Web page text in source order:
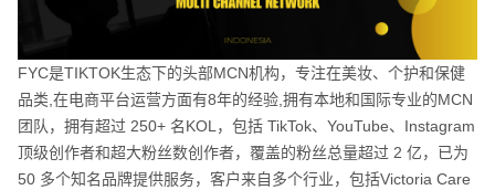
FYC是TIKTOK⽣态下的头部MCN机构，专注在美妆、个护和保健
品类,在电商平台运营⽅⾯有8年的经验,拥有本地和国际专业的MCN
团队，拥有超过 250+ 名KOL，包括 TikTok、YouTube、Instagram
顶级创作者和超⼤粉丝数创作者，覆盖的粉丝总量超过 2 亿，已为
50 多个知名品牌提供服务，客⼾来⾃多个⾏业，包括Victoria Care